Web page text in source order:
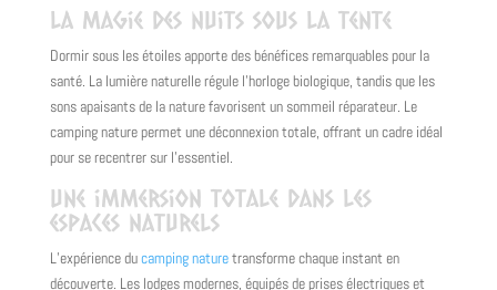
La magie des nuits sous la tente
Dormir sous les étoiles apporte des bénéfices remarquables pour la
santé. La lumière naturelle régule l’horloge biologique, tandis que les
sons apaisants de la nature favorisent un sommeil réparateur. Le
camping nature permet une déconnexion totale, offrant un cadre idéal
pour se recentrer sur l’essentiel.
Une immersion totale dans les
espaces naturels
L’expérience ducamping naturetransforme chaque instant en
découverte. Les lodges modernes, équipés de prises électriques et